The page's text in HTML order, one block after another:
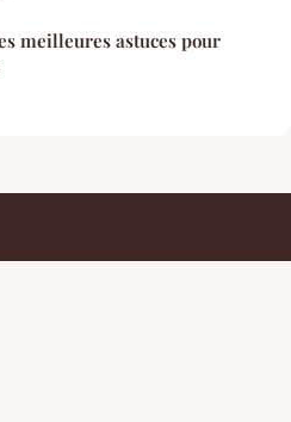
meilleures astuces pour